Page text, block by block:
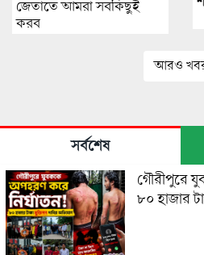
জেতাতে আমরা সবকিছুই
করব
আরও
সর্বশেষ
গৌরীপুরে
৮০ হাজার